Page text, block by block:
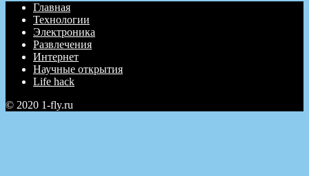
Главная
Технологии
Электроника
Развлечения
Интернет
Научные открытия
Life hack
© 2020 1-fly.ru